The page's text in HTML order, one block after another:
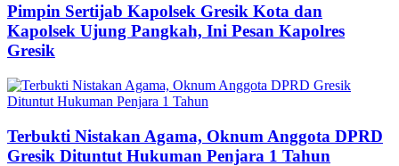
Pimpin Sertijab Kapolsek Gresik Kota dan
Kapolsek Ujung Pangkah, Ini Pesan Kapolres
Gresik
Terbukti Nistakan Agama, Oknum Anggota DPRD
Gresik Dituntut Hukuman Penjara 1 Tahun